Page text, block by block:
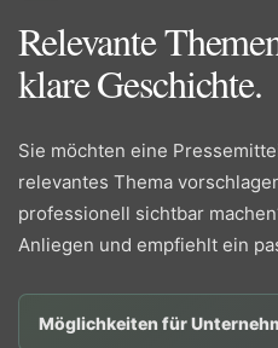
Relevante
klare Geschichte.
Sie möchten eine
relevantes Thema
professionell sichtbar
Anliegen und empfiehlt ein
Möglichkeiten für